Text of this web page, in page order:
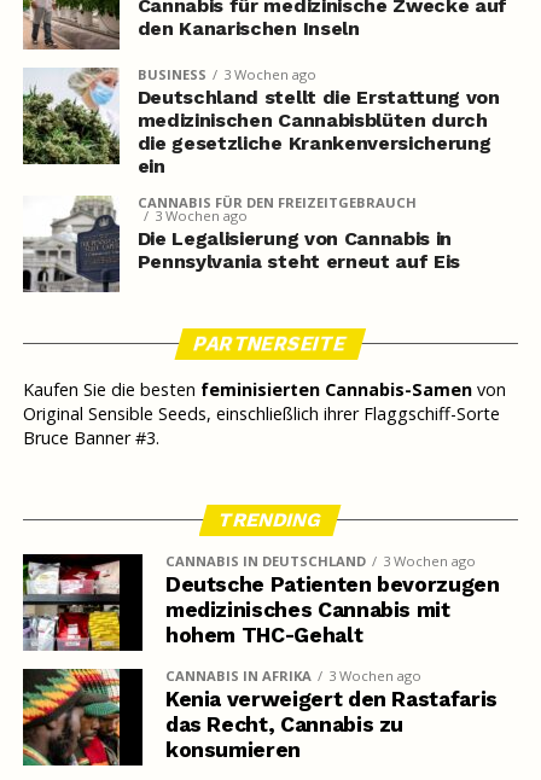
Cannabis für medizinische Zwecke auf
den Kanarischen Inseln
BUSINESS 3 Wochen ago
Deutschland stellt die Erstattung von
medizinischen Cannabisblüten durch
die gesetzliche Krankenversicherung
ein
CANNABIS FÜR DEN FREIZEITGEBRAUCH
3 Wochen ago
Die Legalisierung von Cannabis in
Pennsylvania steht erneut auf Eis
PARTNERSEITE
Kaufen Sie die besten feminisierten Cannabis-Samenvon
Original Sensible Seeds, einschließlich ihrer Flaggschiff-Sorte
Bruce Banner #3.
TRENDING
CANNABIS IN DEUTSCHLAND 3 Wochen ago
Deutsche Patienten bevorzugen
medizinisches Cannabis mit
hohem THC-Gehalt
CANNABIS IN AFRIKA 3 Wochen ago
Kenia verweigert den Rastafaris
das Recht, Cannabis zu
konsumieren